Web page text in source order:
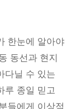
한눈에 알아야
동선과 현지
다닐 수 있는
루 종일 믿고
들에게 이상적